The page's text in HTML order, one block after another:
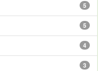
5
5
4
3